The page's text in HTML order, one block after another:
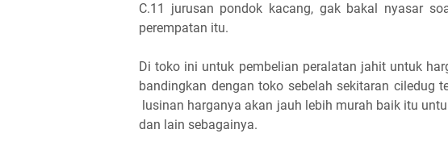
C.11 jurusan pondok kacang, gak bakal nyasar
perempatan itu.
Di toko ini untuk pembelian peralatan jahit untuk
bandingkan dengan toko sebelah sekitaran ciledug
lusinan harganya akan jauh lebih murah baik itu
dan lain sebagainya.